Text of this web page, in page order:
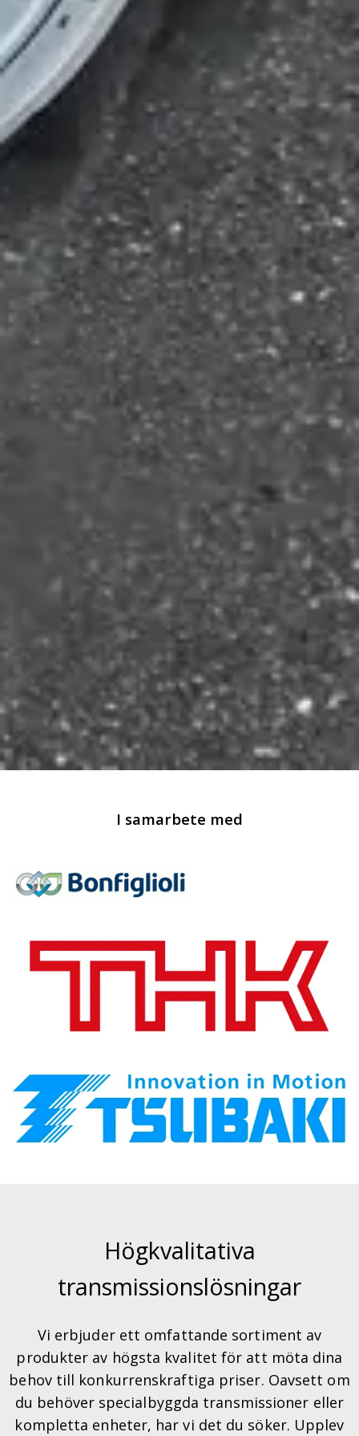
I samarbete med
Högkvalitativa
transmissionslösningar
Vi erbjuder ett omfattande sortiment av
produkter av högsta kvalitet för att möta dina
behov till konkurrenskraftiga priser. Oavsett om
du behöver specialbyggda transmissioner eller
kompletta enheter, har vi det du söker. Upplev